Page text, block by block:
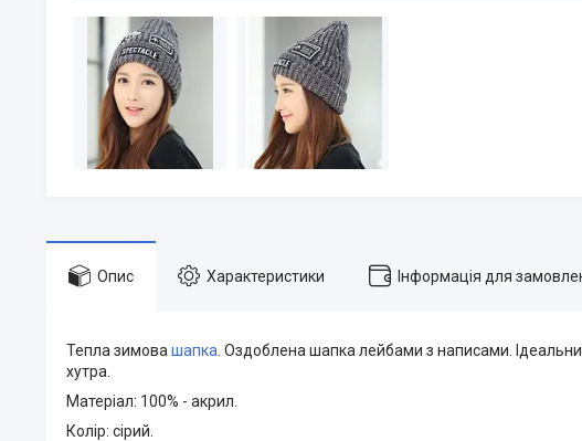
Опис Характеристики Інформація для
Тепла зимова шапка . Оздоблена шапка лейбами з написами.
хутра.
Матеріал: 100% - акрил.
Колір: сірий.